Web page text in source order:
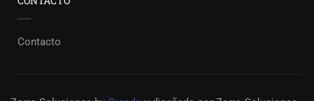
Contacto